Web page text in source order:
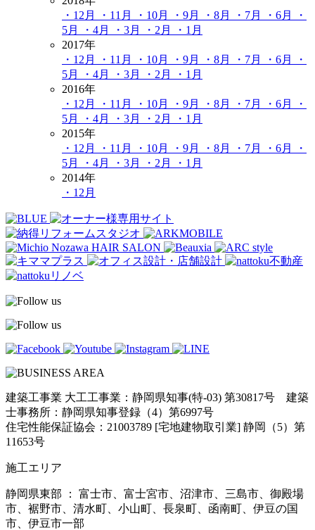
・12月
・11月 ・10月 ・9月 ・8月 ・7月 ・6月
・
5月
・4月 ・3月 ・2月
・1月
2017年
・12月
・11月 ・10月 ・9月 ・8月 ・7月 ・6月
・
5月
・4月 ・3月 ・2月
・1月
2016年
・12月
・11月 ・10月 ・9月 ・8月 ・7月 ・6月
・
5月
・4月 ・3月 ・2月
・1月
2015年
・12月
・11月 ・10月 ・9月 ・8月 ・7月 ・6月
・
5月
・4月 ・3月 ・2月
・1月
2014年
・12月
建築工事業 大工工事業：静岡県知事(特-03) 第30817号 建築
士事務所：静岡県知事登録（4）第6997号
住宅性能保証協会：21003789 [宅地建物取引業] 静岡（5）第
11653号
施工エリア
静岡県東部 ： 富士市、富士宮市、沼津市、三島市、御殿場
市、裾野市、清水町、小山町、長泉町、函南町、伊豆の国
市、伊豆市一部